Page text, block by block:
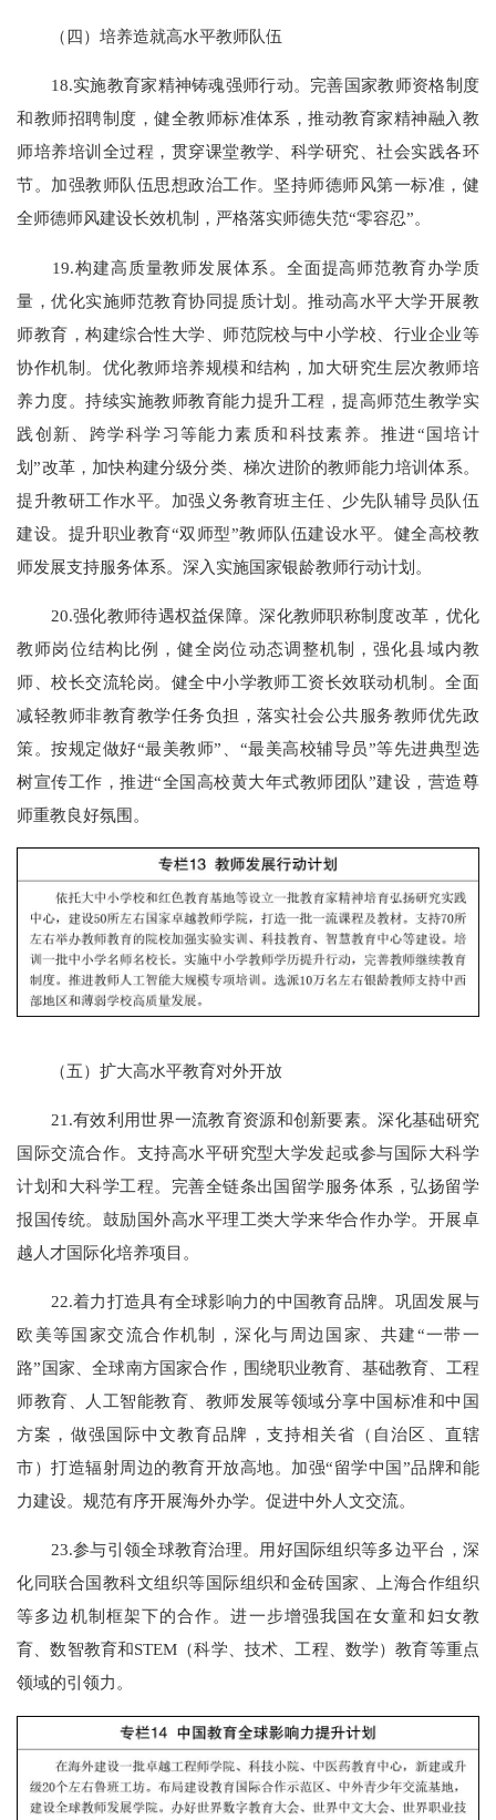
（四）培养造就高水平教师队伍
18.实施教育家精神铸魂强师行动。完善国家教师资格制度
和教师招聘制度，健全教师标准体系，推动教育家精神融入教
师培养培训全过程，贯穿课堂教学、科学研究、社会实践各环
节。加强教师队伍思想政治工作。坚持师德师风第一标准，健
全师德师风建设长效机制，严格落实师德失范“零容忍”。
19.构建高质量教师发展体系。全面提高师范教育办学质
量，优化实施师范教育协同提质计划。推动高水平大学开展教
师教育，构建综合性大学、师范院校与中小学校、行业企业等
协作机制。优化教师培养规模和结构，加大研究生层次教师培
养力度。持续实施教师教育能力提升工程，提高师范生教学实
践创新、跨学科学习等能力素质和科技素养。推进“国培计
划”改革，加快构建分级分类、梯次进阶的教师能力培训体系。
提升教研工作水平。加强义务教育班主任、少先队辅导员队伍
建设。提升职业教育“双师型”教师队伍建设水平。健全高校教
师发展支持服务体系。深入实施国家银龄教师行动计划。
20.强化教师待遇权益保障。深化教师职称制度改革，优化
教师岗位结构比例，健全岗位动态调整机制，强化县域内教
师、校长交流轮岗。健全中小学教师工资长效联动机制。全面
减轻教师非教育教学任务负担，落实社会公共服务教师优先政
策。按规定做好“最美教师”、“最美高校辅导员”等先进典型选
树宣传工作，推进“全国高校黄大年式教师团队”建设，营造尊
师重教良好氛围。
（五）扩大高水平教育对外开放
21.有效利用世界一流教育资源和创新要素。深化基础研究
国际交流合作。支持高水平研究型大学发起或参与国际大科学
计划和大科学工程。完善全链条出国留学服务体系，弘扬留学
报国传统。鼓励国外高水平理工类大学来华合作办学。开展卓
越人才国际化培养项目。
22.着力打造具有全球影响力的中国教育品牌。巩固发展与
欧美等国家交流合作机制，深化与周边国家、共建“一带一
路”国家、全球南方国家合作，围绕职业教育、基础教育、工程
师教育、人工智能教育、教师发展等领域分享中国标准和中国
方案，做强国际中文教育品牌，支持相关省（自治区、直辖
市）打造辐射周边的教育开放高地。加强“留学中国”品牌和能
力建设。规范有序开展海外办学。促进中外人文交流。
23.参与引领全球教育治理。用好国际组织等多边平台，深
化同联合国教科文组织等国际组织和金砖国家、上海合作组织
等多边机制框架下的合作。进一步增强我国在女童和妇女教
育、数智教育和STEM（科学、技术、工程、数学）教育等重点
领域的引领力。